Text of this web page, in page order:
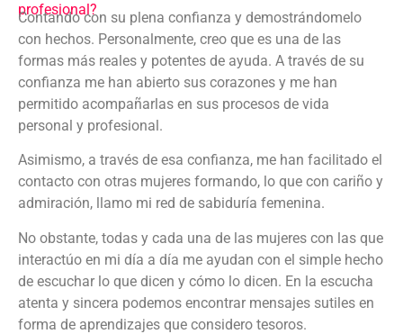
profesional?
Contando con su plena confianza y demostrándomelo
con hechos. Personalmente, creo que es una de las
formas más reales y potentes de ayuda. A través de su
confianza me han abierto sus corazones y me han
permitido acompañarlas en sus procesos de vida
personal y profesional.
Asimismo, a través de esa confianza, me han facilitado el
contacto con otras mujeres formando, lo que con cariño y
admiración, llamo mi red de sabiduría femenina.
No obstante, todas y cada una de las mujeres con las que
interactúo en mi día a día me ayudan con el simple hecho
de escuchar lo que dicen y cómo lo dicen. En la escucha
atenta y sincera podemos encontrar mensajes sutiles en
forma de aprendizajes que considero tesoros.